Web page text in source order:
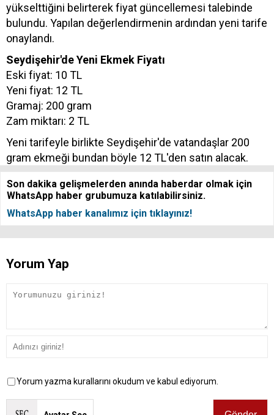
yükselttiğini belirterek fiyat güncellemesi talebinde
bulundu. Yapılan değerlendirmenin ardından yeni tarife
onaylandı.
Seydişehir'de Yeni Ekmek Fiyatı
Eski fiyat: 10 TL
Yeni fiyat: 12 TL
Gramaj: 200 gram
Zam miktarı: 2 TL
Yeni tarifeyle birlikte Seydişehir'de vatandaşlar 200
gram ekmeği bundan böyle 12 TL'den satın alacak.
Son dakika gelişmelerden anında haberdar olmak için
WhatsApp haber grubumuza katılabilirsiniz.
WhatsApp haber kanalımız için tıklayınız!
Yorum Yap
Yorum yazma kurallarını okudum ve kabul ediyorum.